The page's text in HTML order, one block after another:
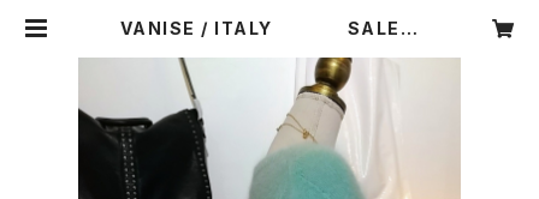
VANISE / ITALY SALE
| CARNIER MIKI